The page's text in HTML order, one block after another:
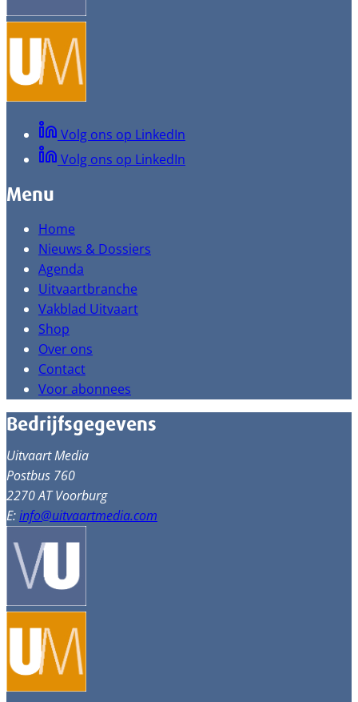
Volg ons op LinkedIn
Volg ons op LinkedIn
Menu
Home
Nieuws & Dossiers
Agenda
Uitvaartbranche
Vakblad Uitvaart
Shop
Over ons
Contact
Voor abonnees
Bedrijfsgegevens
Uitvaart Media
Postbus 760
2270 AT Voorburg
E:info@uitvaartmedia.com